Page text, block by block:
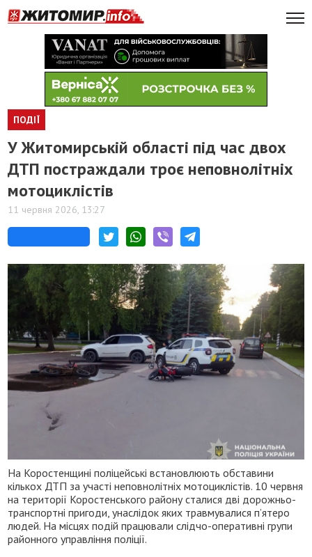
ПОДІЇ
У Житомирській області під час двох
ДТП постраждали троє неповнолітніх
мотоциклістів
11 червня 2026, 13:27
На Коростенщині поліцейські встановлюють обставини
кількох ДТП за участі неповнолітніх мотоциклістів. 10 червня
на території Коростенського району сталися дві дорожньо-
транспортні пригоди, унаслідок яких травмувалися п’ятеро
людей. На місцях подій працювали слідчо-оперативні групи
районного управління поліції.